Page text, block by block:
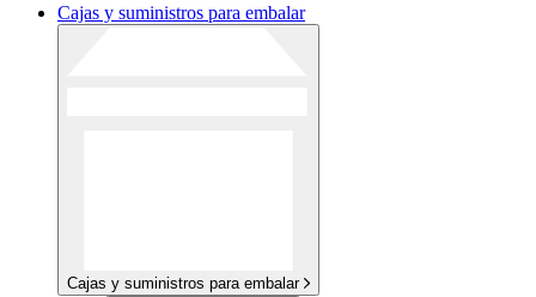
Cajas y suministros para embalar
Cajas y suministros para embalar